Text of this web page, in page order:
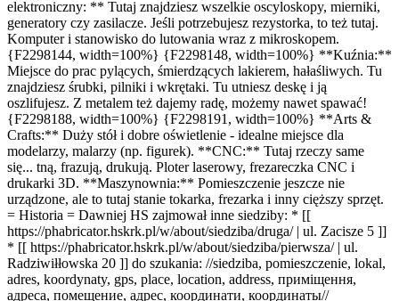
elektroniczny: ** Tutaj znajdziesz wszelkie oscyloskopy, mierniki,
generatory czy zasilacze. Jeśli potrzebujesz rezystorka, to też tutaj.
Komputer i stanowisko do lutowania wraz z mikroskopem.
{F2298144, width=100%} {F2298148, width=100%} **Kuźnia:**
Miejsce do prac pylących, śmierdzących lakierem, hałaśliwych. Tu
znajdziesz śrubki, pilniki i wkrętaki. Tu utniesz deskę i ją
oszlifujesz. Z metalem też dajemy radę, możemy nawet spawać!
{F2298188, width=100%} {F2298191, width=100%} **Arts &
Crafts:** Duży stół i dobre oświetlenie - idealne miejsce dla
modelarzy, malarzy (np. figurek). **CNC:** Tutaj rzeczy same
się... tną, frazują, drukują. Ploter laserowy, frezareczka CNC i
drukarki 3D. **Maszynownia:** Pomieszczenie jeszcze nie
urządzone, ale to tutaj stanie tokarka, frezarka i inny cięższy sprzęt.
= Historia = Dawniej HS zajmował inne siedziby: * [[
https://phabricator.hskrk.pl/w/about/siedziba/druga/ | ul. Zacisze 5 ]]
* [[ https://phabricator.hskrk.pl/w/about/siedziba/pierwsza/ | ul.
Radziwiłłowska 20 ]] do szukania: //siedziba, pomieszczenie, lokal,
adres, koordynaty, gps, place, location, address, приміщення,
адреса, помещение, адрес, координати, координаты//